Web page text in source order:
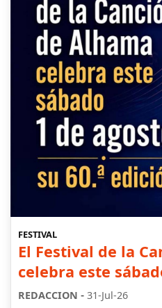
FESTIVAL
El Festival de la
celebra este
REDACCION - 31-Jul-26